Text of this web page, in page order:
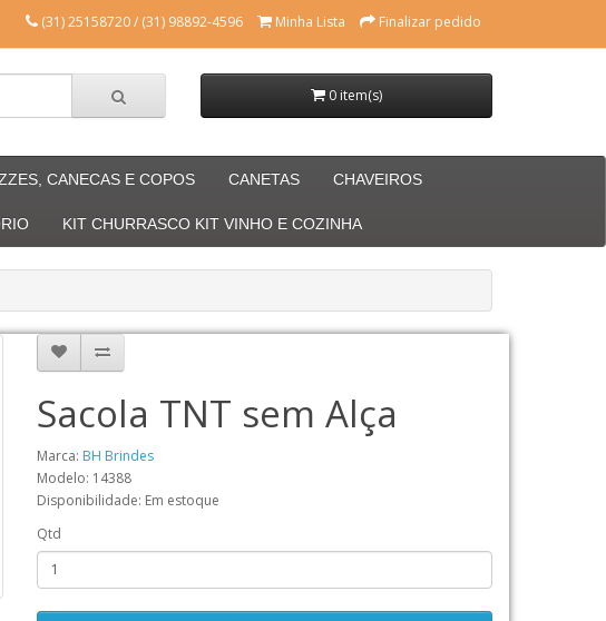
(31) 25158720 / (31) 98892-4596 Minha Lista Finalizar pedido
0 item(s)
CANECAS E COPOS CANETAS CHAVEIROS
KIT CHURRASCO KIT VINHO E COZINHA
Sacola TNT sem Alça
Marca: BH Brindes
Modelo: 14388
Disponibilidade: Em estoque
Qtd